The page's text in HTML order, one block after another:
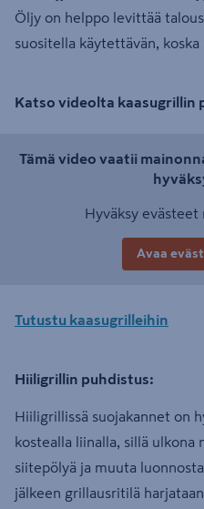
Öljy on helppo levittää
suositella käytettävän, koska
Katso videolta kaasugrillin
Tämä video vaatii
Hyväksy evästeet
Avaa
Tutustu kaasugrilleihin
Hiiligrillin puhdistus:
Hiiligrillissä suojakannet on
kostealla liinalla, sillä ulkona
siitepölyä ja muuta
jälkeen grillausritilä